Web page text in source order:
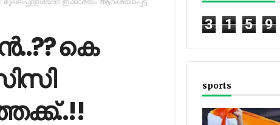
കെ
3 1 5 9
sports